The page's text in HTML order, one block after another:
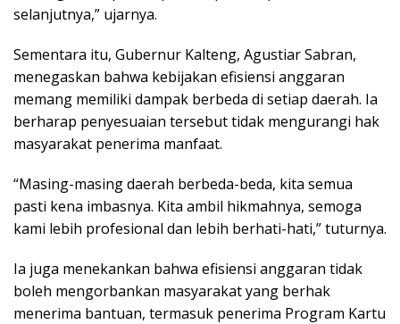
selanjutnya,” ujarnya.
Sementara itu, Gubernur Kalteng, Agustiar Sabran,
menegaskan bahwa kebijakan efisiensi anggaran
memang memiliki dampak berbeda di setiap daerah. Ia
berharap penyesuaian tersebut tidak mengurangi hak
masyarakat penerima manfaat.
“Masing-masing daerah berbeda-beda, kita semua
pasti kena imbasnya. Kita ambil hikmahnya, semoga
kami lebih profesional dan lebih berhati-hati,” tuturnya.
Ia juga menekankan bahwa efisiensi anggaran tidak
boleh mengorbankan masyarakat yang berhak
menerima bantuan, termasuk penerima Program Kartu